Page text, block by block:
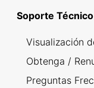
Soporte Técnico
Visualización
Obtenga /
Preguntas